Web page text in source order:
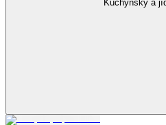
Kuchyňský a